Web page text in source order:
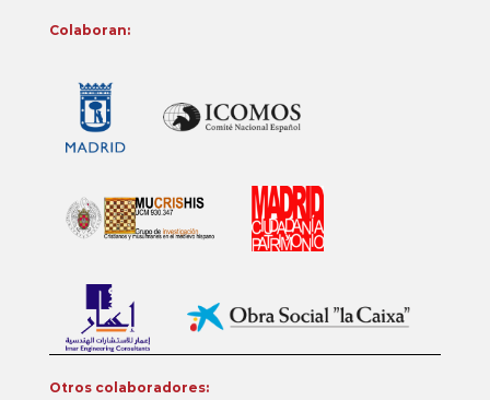
Colaboran:
Otros colaboradores: